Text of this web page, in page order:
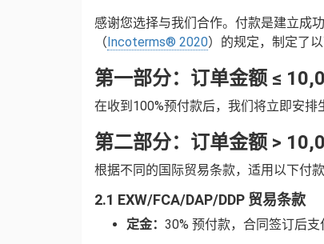
感谢您选择与我们合作。付款是建立成
（Incoterms® 2020）的规定，制定了以
第一部分：订单金额 ≤
在收到100%预付款后，我们将立即安排
第二部分：订单金额 >
根据不同的国际贸易条款，适用以下付款
2.1 EXW/FCA/DAP/DDP 贸易条款
定金： 30% 预付款，合同签订后支